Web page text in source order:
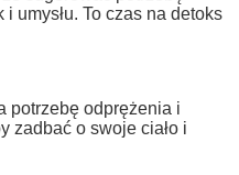
umysłu. To czas na detoks
potrzebę odprężenia i
zadbać o swoje ciało i